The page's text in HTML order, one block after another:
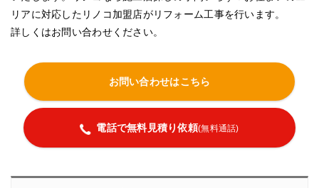
リアに対応したリノコ加盟店がリフォーム工事を行います。
詳しくはお問い合わせください。
お問い合わせはこちら
電話で無料見積り依頼(無料通話)